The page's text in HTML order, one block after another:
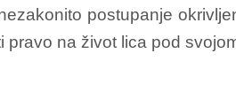
postupanje
pravo na život lica pod